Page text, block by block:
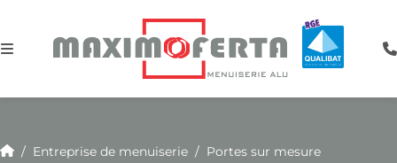
Entreprise de menuiserie
Portes sur mesure